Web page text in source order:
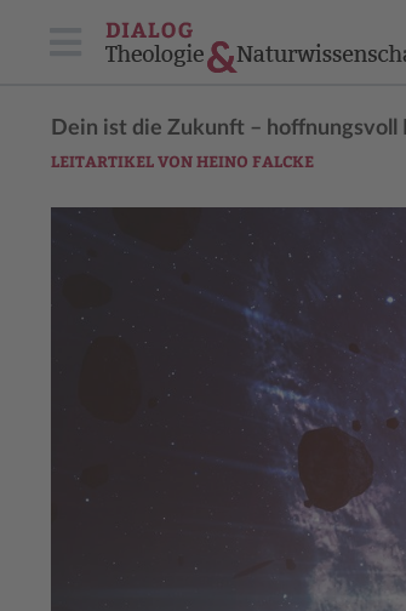
Dein ist die Zukunft – hoffnungsvoll
LEITARTIKEL VON HEINO FALCKE